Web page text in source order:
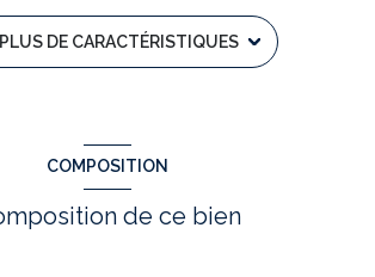
: radiateur (electrique)
DE CARACTÉRISTIQUES
COMPOSITION
de ce bien